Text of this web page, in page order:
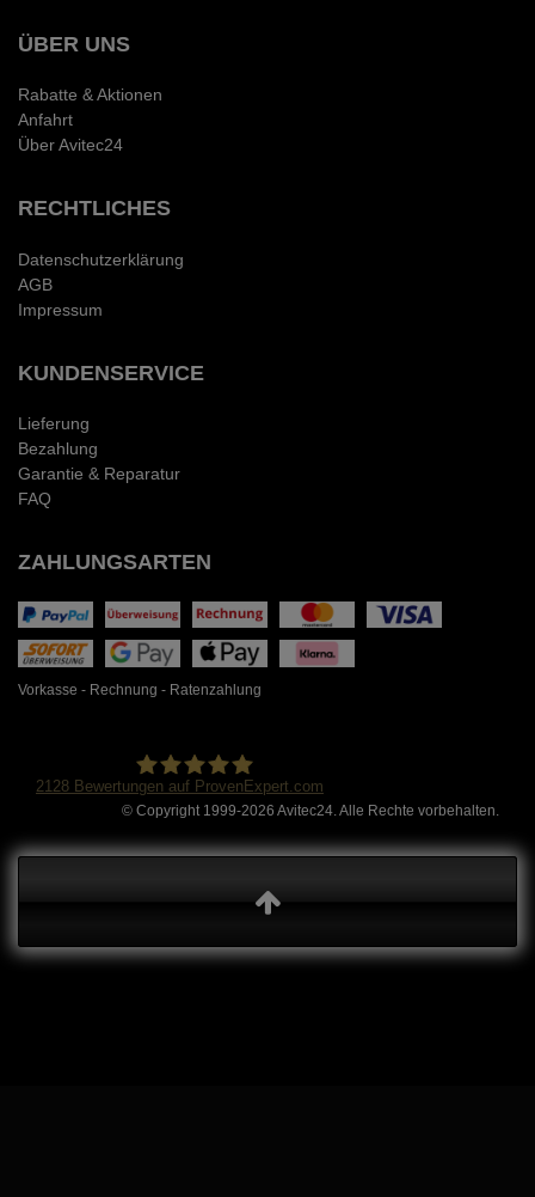
ÜBER UNS
Rabatte & Aktionen
Anfahrt
Über Avitec24
RECHTLICHES
Datenschutzerklärung
AGB
Impressum
KUNDENSERVICE
Lieferung
Bezahlung
Garantie & Reparatur
FAQ
ZAHLUNGSARTEN
Vorkasse - Rechnung - Ratenzahlung
2128 Bewertungen auf ProvenExpert.com
© Copyright 1999-2026 Avitec24. Alle Rechte vorbehalten.